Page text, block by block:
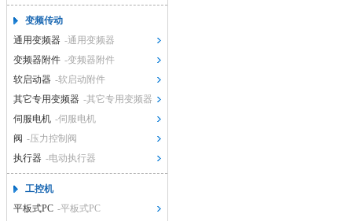
变频传动
通用变频器 -通用变频器
变频器附件 -变频器附件
软启动器 -软启动附件
其它专用变频器 -其它专用变频器
伺服电机 -伺服电机
阀 -压力控制阀
执行器 -电动执行器
工控机
平板式PC -平板式PC